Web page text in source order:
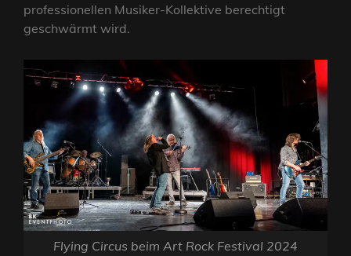
professionellen Musiker-Kollektive berechtigt
geschwärmt wird.
Flying Circus beim Art Rock Festival 2024